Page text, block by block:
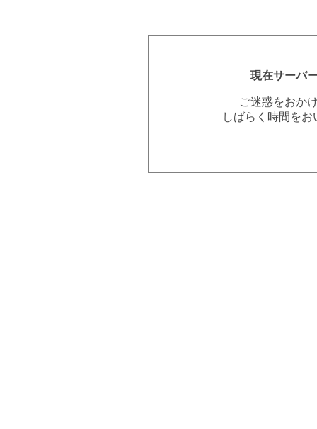
現在サーバ
ご迷惑をおか
しばらく時間を